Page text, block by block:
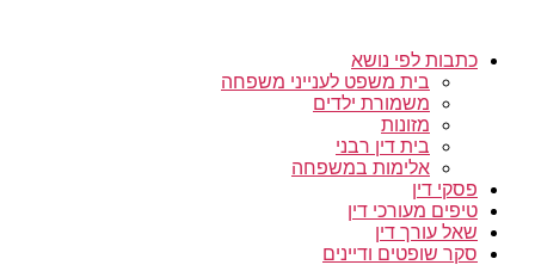
כתבות לפי נושא
בית משפט לענייני משפחה
משמורת ילדים
מזונות
בית דין רבני
אלימות במשפחה
פסקי דין
טיפים מעורכי דין
שאל עורך דין
סקר שופטים ודיינים